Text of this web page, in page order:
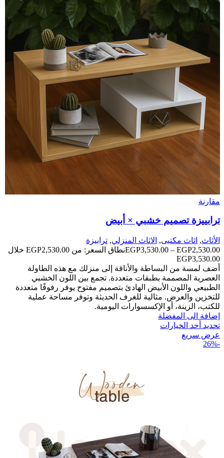
مقارنة
ترابييزة تصميم خشبي × أبيض
الأثاث, اثاث مكتبى, الاثاث المنزلي, ترابيزة
EGP2,530.00
–
EGP3,530.00
نطاق السعر: من ⁦EGP2,530.00⁩ خلال
أضف لمسة من البساطة والأناقة إلى منزلك مع هذه الطاولة
العصرية المصممة بطبقات متعددة. تجمع بين اللون الخشبي
الطبيعي واللون الأبيض الهادئ بتصميم مفتوح يوفر رفوفًا متعددة
للتخزين والعرض. مثالية للغرف الحديثة وتوفر مساحة عملية
للكتب، الزينة، أو الإكسسوارات اليومية.
إضافة الى المفضلة
تحديد أحد الخيارات
عرض سريع
-26%